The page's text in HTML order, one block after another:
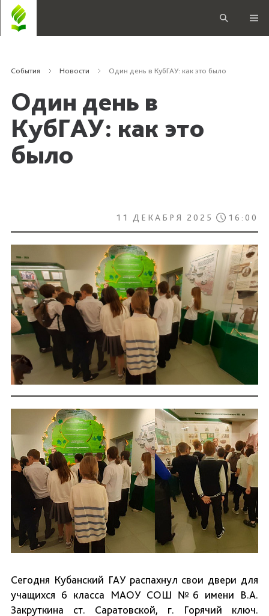
События Новости Один день в КубГАУ: как это было
Один день в
КубГАУ: как это
было
11 ДЕКАБРЯ 2025 16:00
Сегодня Кубанский ГАУ распахнул свои двери для
учащихся 6 класса МАОУ СОШ №6 имени В.А.
Закруткина ст. Саратовской, г. Горячий ключ.